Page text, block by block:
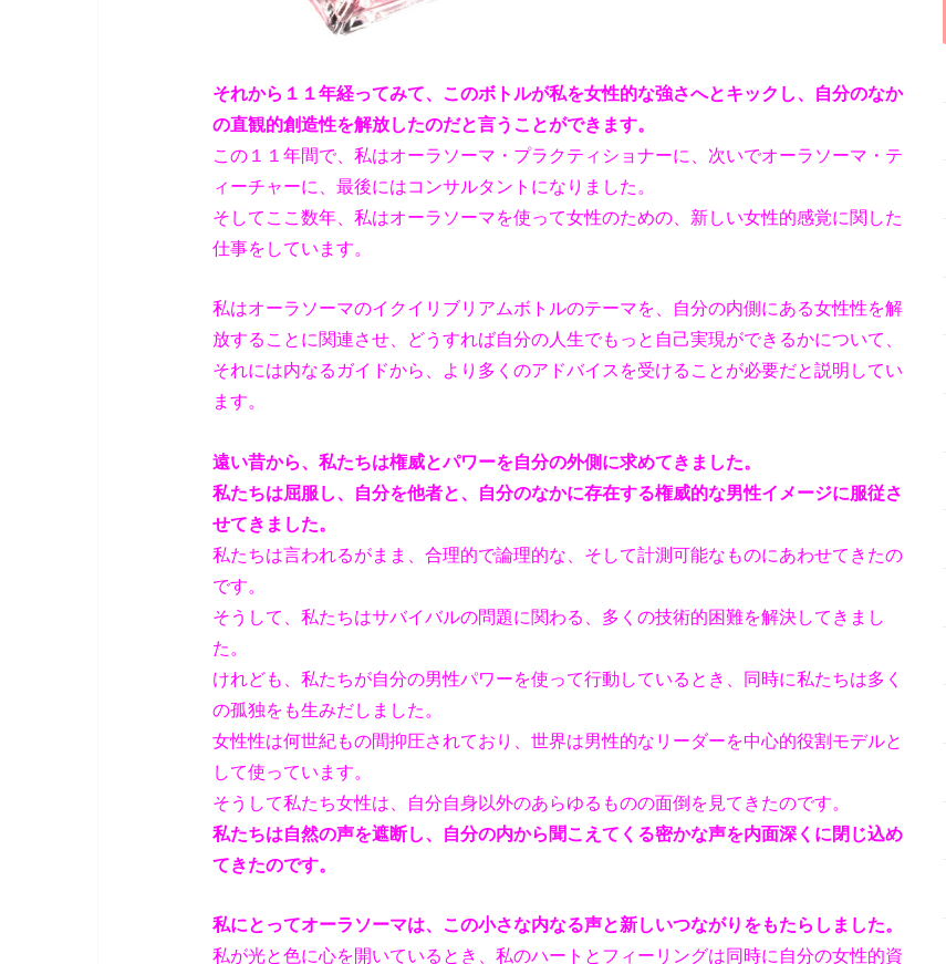
それから１１年経ってみて、このボトルが私を女性的な強さへとキックし、自分のなか
の直観的創造性を解放したのだと言うことができます。
この１１年間で、私はオーラソーマ・プラクティショナーに、次いでオーラソーマ・テ
ィーチャーに、最後にはコンサルタントになりました。
そしてここ数年、私はオーラソーマを使って女性のための、新しい女性的感覚に関した
仕事をしています。
私はオーラソーマのイクイリブリアムボトルのテーマを、自分の内側にある女性性を解
放することに関連させ、どうすれば自分の人生でもっと自己実現ができるかについて、
それには内なるガイドから、より多くのアドバイスを受ける ことが必要だと説明してい
ます。
遠い昔から、私たちは権威とパワーを自分の外側に求めてきました。
私たちは屈服し、自分を他者と、自分のなかに存在する権威的な男性イメージに服従さ
せてきました。
私たちは言われるがまま、合理的で論理的な、そして計測可能なものにあわせてきたの
です。
そうして、私たちはサバイバルの問題に関わる、多くの技術的困難を解決して きまし
た。
けれども、私たちが自分の男性パワーを使って行動しているとき、同時に私たちは多く
の孤独をも生みだしました。
女性性は何世紀もの間抑圧されており、世界は男性的なリーダーを中心的役割モデルと
して使っています。
そうして私たち女性は、自分自身以外のあらゆるものの面倒を見てきたのです。
私たちは自然の声を遮断し、自分の内から聞こえてくる密かな声を内面深くに閉じ込め
てきたのです。
私にとってオーラソーマは、この小さな内なる声と新しいつながりをもたらし ました。
私が光と色に心を開いているとき、私のハートとフィーリングは同時に自分の女性的資